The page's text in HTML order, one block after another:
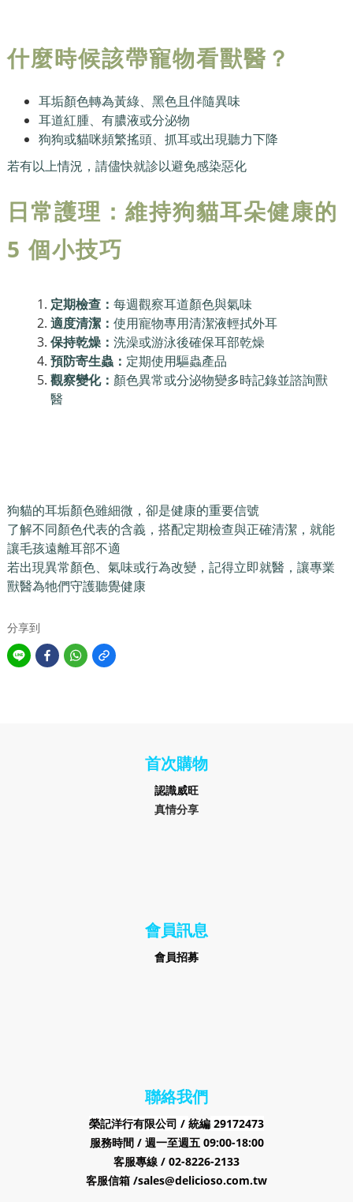
什麼時候該帶寵物看獸醫？
耳垢顏色轉為黃綠、黑色且伴隨異味
耳道紅腫、有膿液或分泌物
狗狗或貓咪頻繁搖頭、抓耳或出現聽力下降
若有以上情況，請儘快就診以避免感染惡化
日常護理：維持狗貓耳朵健康的
5 個小技巧
定期檢查： 每週觀察耳道顏色與氣味
適度清潔： 使用寵物專用清潔液輕拭外耳
保持乾燥： 洗澡或游泳後確保耳部乾燥
預防寄生蟲： 定期使用驅蟲產品
觀察變化： 顏色異常或分泌物變多時記錄並諮詢獸
醫
狗貓的耳垢顏色雖細微，卻是健康的重要信號
了解不同顏色代表的含義，搭配定期檢查與正確清潔，就能
讓毛孩遠離耳部不適
若出現異常顏色、氣味或行為改變，記得立即就醫，讓專業
獸醫為牠們守護聽覺健康
分享到
首次購物
認識威旺
真情分享
會員訊息
會員招募
聯絡我們
榮記洋行有限公司 / 統編 29172473
服務時間 / 週一至週五 09:00-18:00
客服專線 / 02-8226-2133
客服信箱 /sales@delicioso.com.tw